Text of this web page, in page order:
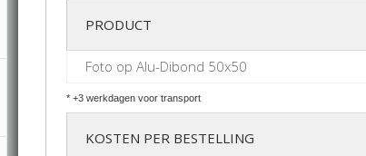
PRODUCT
Foto op Alu-Dibond 50x50
* +3 werkdagen voor transport
KOSTEN PER BESTELLING